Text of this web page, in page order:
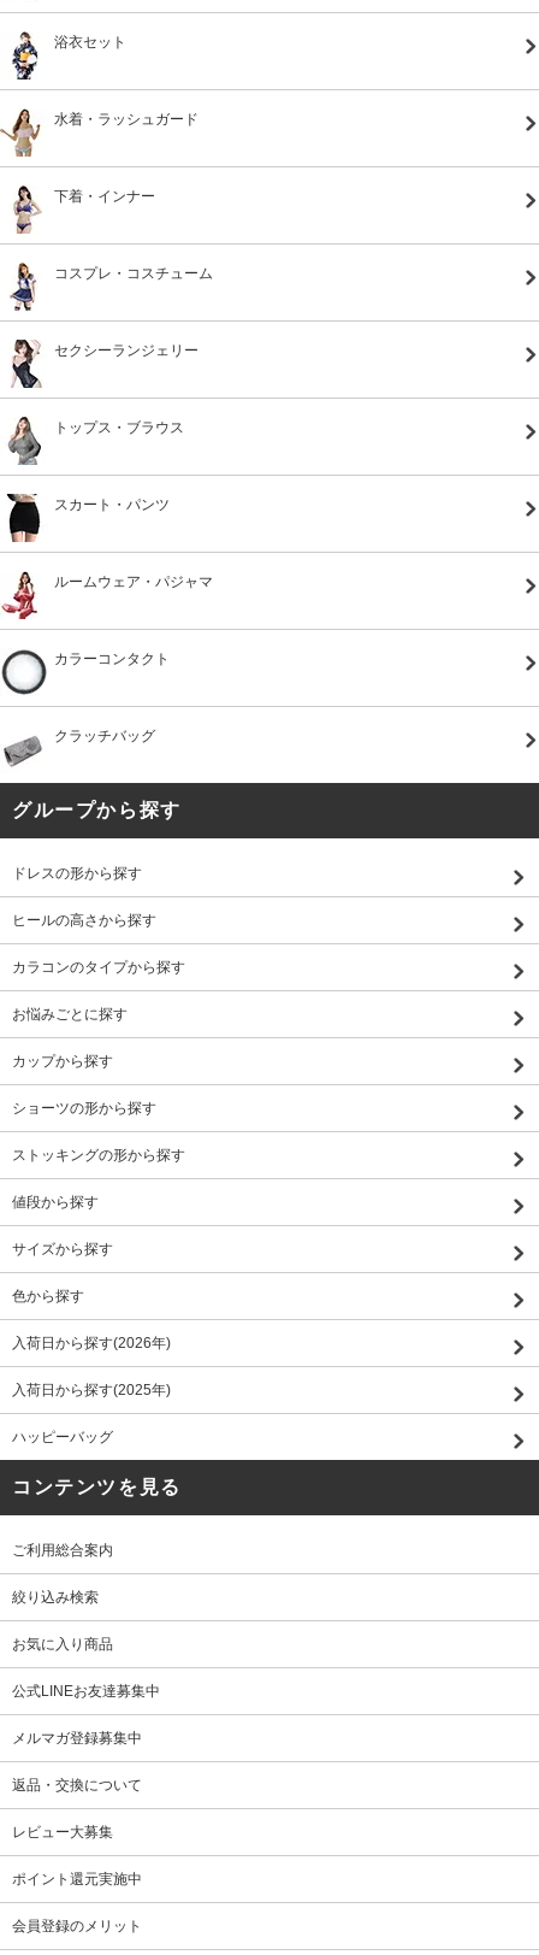
浴衣セット
水着・ラッシュガード
下着・インナー
コスプレ・コスチューム
セクシーランジェリー
トップス・ブラウス
スカート・パンツ
ルームウェア・パジャマ
カラーコンタクト
クラッチバッグ
グループから探す
ドレスの形から探す
ヒールの高さから探す
カラコンのタイプから探す
お悩みごとに探す
カップから探す
ショーツの形から探す
ストッキングの形から探す
値段から探す
サイズから探す
色から探す
入荷日から探す(2026年)
入荷日から探す(2025年)
ハッピーバッグ
コンテンツを見る
ご利用総合案内
絞り込み検索
お気に入り商品
公式LINEお友達募集中
メルマガ登録募集中
返品・交換について
レビュー大募集
ポイント還元実施中
会員登録のメリット